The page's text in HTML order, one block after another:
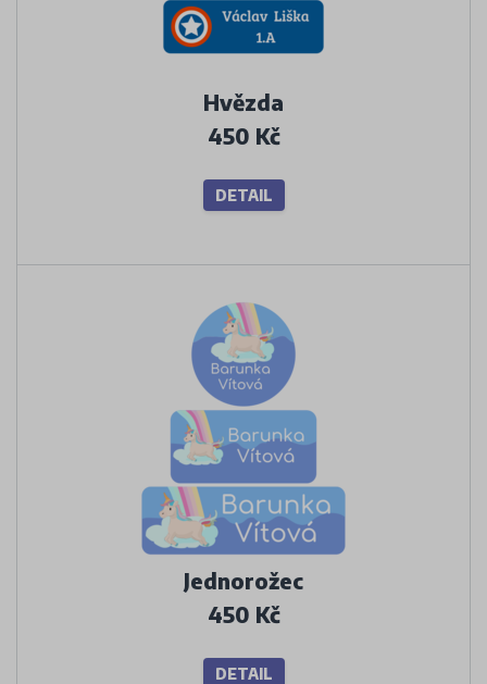
Hvězda
450 Kč
DETAIL
Jednorožec
450 Kč
DETAIL